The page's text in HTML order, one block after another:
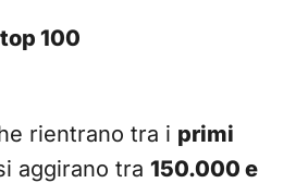
100
rientrano tra i primi
aggirano tra 150.000 e